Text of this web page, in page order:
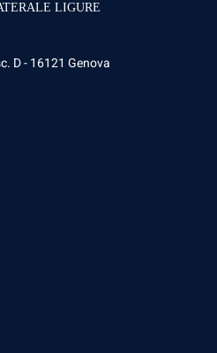
LIGURE
D - 16121 Genova